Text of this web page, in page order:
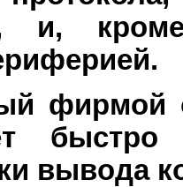
и,
фирмой
быстро
вывода